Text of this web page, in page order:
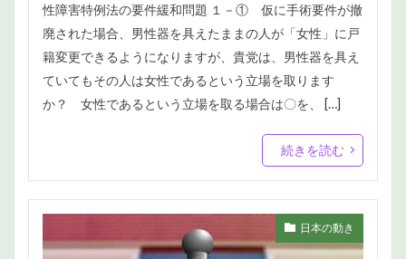
性障害特例法の要件緩和問題 １－① 仮に手術要件が撤
廃された場合、男性器を具えたままの人が「女性」に戸
籍変更できるようになりますが、貴党は、男性器を具え
ていてもその人は女性であるという立場を取ります
か？ 女性であるという立場を取る場合は〇を、 […]
続きを読む
日本の動き